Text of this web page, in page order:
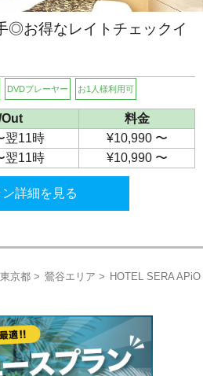
◎お得なレイトチェックイ
DVDプレーヤー お1人様利用可
Out
料金
翌11時
¥10,990 〜
翌11時 ¥10,990 〜
ン詳細を見る
東京都 鶯谷エリア HOTEL SERA APiO